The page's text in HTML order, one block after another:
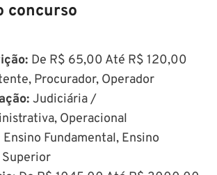
concurso
De R$ 65,00 Até R$ 120,00
Procurador, Operador
Judiciária /
Operacional
Ensino Fundamental, Ensino
Superior